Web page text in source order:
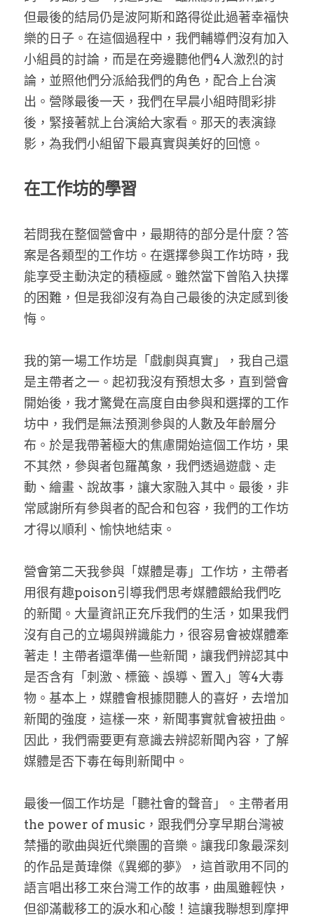
但最後的結局仍是波阿斯和路得從此過著幸福快
樂的日子。在這個過程中，我們輔導們沒有加入
小組員的討論，而是在旁邊聽他們4人激烈的討
論，並照他們分派給我們的角色，配合上台演
出。營隊最後一天，我們在早晨小組時間彩排
後，緊接著就上台演給大家看。那天的表演錄
影，為我們小組留下最真實與美好的回憶。
在工作坊的學習
若問我在整個營會中，最期待的部分是什麼？答
案是各類型的工作坊。在選擇參與工作坊時，我
能享受主動決定的積極感。雖然當下曾陷入抉擇
的困難，但是我卻沒有為自己最後的決定感到後
悔。
我的第一場工作坊是「戲劇與真實」，我自己還
是主帶者之一。起初我沒有預想太多，直到營會
開始後，我才驚覺在高度自由參與和選擇的工作
坊中，我們是無法預測參與的人數及年齡層分
布。於是我帶著極大的焦慮開始這個工作坊，果
不其然，參與者包羅萬象，我們透過遊戲、走
動、繪畫、說故事，讓大家融入其中。最後，非
常感謝所有參與者的配合和包容，我們的工作坊
才得以順利、愉快地結束。
營會第二天我參與「媒體是毒」工作坊，主帶者
用很有趣poison引導我們思考媒體餵給我們吃
的新聞。大量資訊正充斥我們的生活，如果我們
沒有自己的立場與辨識能力，很容易會被媒體牽
著走！主帶者還準備一些新聞，讓我們辨認其中
是否含有「刺激、標籤、誤導、置入」等4大毒
物。基本上，媒體會根據閱聽人的喜好，去增加
新聞的強度，這樣一來，新聞事實就會被扭曲。
因此，我們需要更有意識去辨認新聞內容，了解
媒體是否下毒在每則新聞中。
最後一個工作坊是「聽社會的聲音」。主帶者用
the power of music，跟我們分享早期台灣被
禁播的歌曲與近代樂團的音樂。讓我印象最深刻
的作品是黃瑋傑《異鄉的夢》，這首歌用不同的
語言唱出移工來台灣工作的故事，曲風雖輕快，
但卻滿載移工的淚水和心酸！這讓我聯想到摩押